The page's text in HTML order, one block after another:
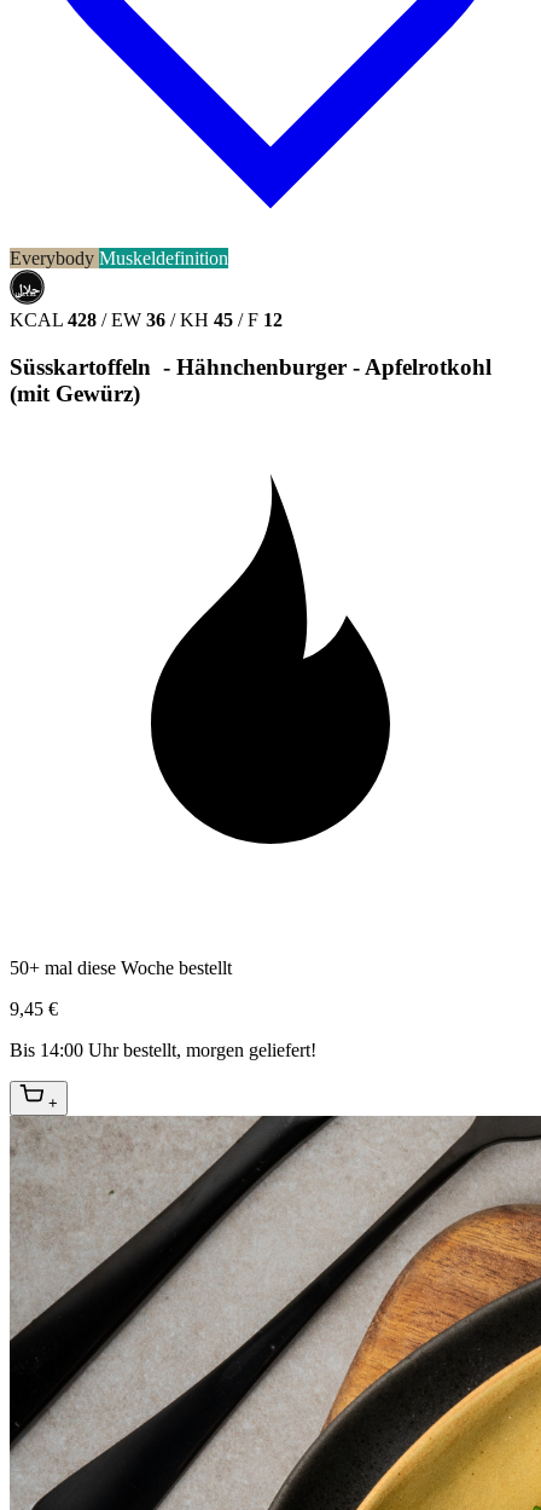
Everybody Muskeldefinition
حلال
HALAL
KCAL 428 / EW 36 / KH 45 / F 12
Süsskartoffeln - Hähnchenburger - Apfelrotkohl
(mit Gewürz)
50+ mal diese Woche bestellt
9,45 €
Bis 14:00 Uhr bestellt, morgen geliefert!
+